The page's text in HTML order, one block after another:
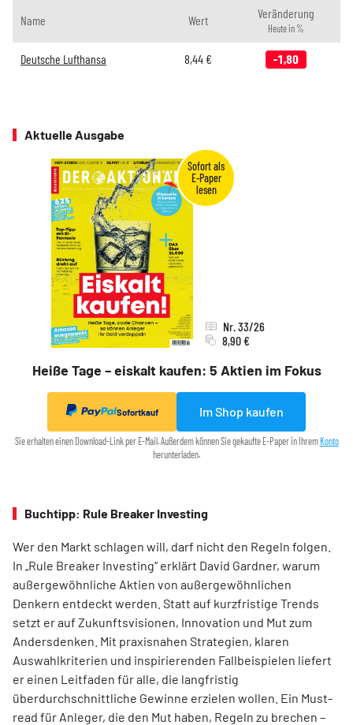
Name Wert Veränderung
Heute in %
Deutsche Lufthansa 8,44 € -1,80
Aktuelle Ausgabe
Heiße Tage – eiskalt kaufen: 5 Aktien im Fokus
Nr. 33/26
8,90 €
Sofortkauf Im Shop kaufen
Sie erhalten einen Download-Link per E-Mail. Außerdem können Sie gekaufte E-Paper in Ihrem Konto
herunterladen.
Buchtipp: Rule Breaker Investing
Wer den Markt schlagen will, darf nicht den Regeln folgen.
In „Rule Breaker Investing“ erklärt David Gardner, warum
außergewöhnliche Aktien von außer­gewöhnlichen
Denkern entdeckt werden. Statt auf kurzfristige Trends
setzt er auf Zukunftsvisionen, Innovation und Mut zum
Andersdenken. Mit praxisnahen Strategien, klaren
Auswahlkriterien und inspirierenden Fallbeispielen liefert
er einen Leit­faden für alle, die langfristig
überdurchschnittliche Gewinne erzielen wollen. Ein Must-
read für Anleger, die den Mut haben, Regeln zu brechen –